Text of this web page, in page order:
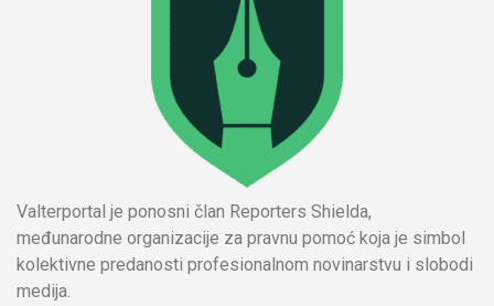
Valterportal je ponosni član Reporters Shielda,
međunarodne organizacije za pravnu pomoć koja je simbol
kolektivne predanosti profesionalnom novinarstvu i slobodi
medija.